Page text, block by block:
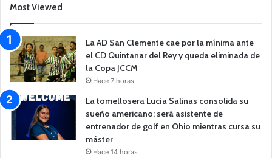
Most Viewed
La AD San Clemente cae por la mínima ante
el CD Quintanar del Rey y queda eliminada de
la Copa JCCM
Hace 7 horas
La tomellosera Lucía Salinas consolida su
sueño americano: será asistente de
entrenador de golf en Ohio mientras cursa su
máster
Hace 14 horas